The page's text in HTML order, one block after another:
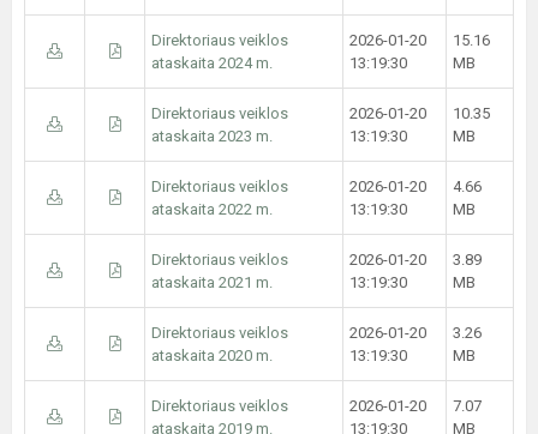
Direktoriaus veiklos
ataskaita 2024 m.
2026-01-20
13:19:30
15.16
MB
Direktoriaus veiklos
ataskaita 2023 m.
2026-01-20
13:19:30
10.35
MB
Direktoriaus veiklos
ataskaita 2022 m.
2026-01-20
13:19:30
4.66
MB
Direktoriaus veiklos
ataskaita 2021 m.
2026-01-20
13:19:30
3.89
MB
Direktoriaus veiklos
ataskaita 2020 m.
2026-01-20
13:19:30
3.26
MB
Direktoriaus veiklos
ataskaita 2019 m.
2026-01-20
13:19:30
7.07
MB